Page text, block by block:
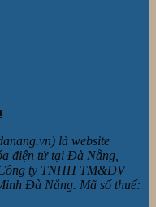
là website
điện tử tại Đà Nẵng,
ty TNHH TM&DV
Đà Nẵng. Mã số thuế: